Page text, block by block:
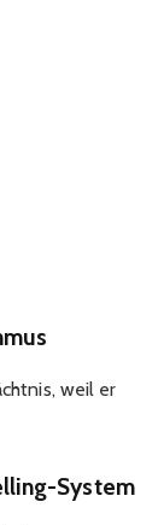
weil er
System